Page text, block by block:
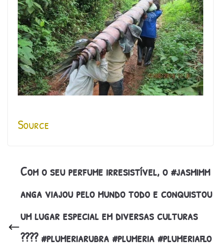
Source
Com o seu perfume irresistível, o #jasmimm
anga viajou pelo mundo todo e conquistou
um lugar especial em diversas culturas
???? #plumeriarubra #plumeria #plumeriaflo